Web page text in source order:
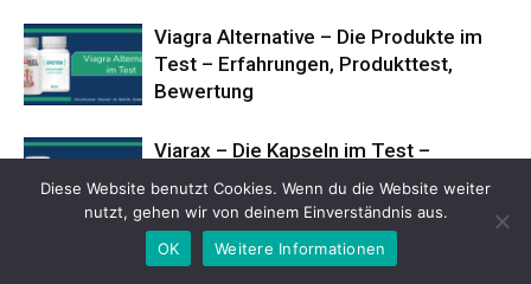
Viagra Alternative – Die Produkte im
Test – Erfahrungen, Produkttest,
Bewertung
Viarax – Die Kapseln im Test –
Erfahrungen, Produkttest, Bewertung
Test Inferno X – Die Kapseln im Test –
Diese Website benutzt Cookies. Wenn du die Website weiter
nutzt, gehen wir von deinem Einverständnis aus.
OK
Weitere Informationen